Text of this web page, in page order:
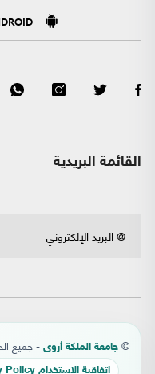
القائمة البريدية
© جامعة الملكة أروى - جميع
إتفاقية الإستخدام Privacy Policy